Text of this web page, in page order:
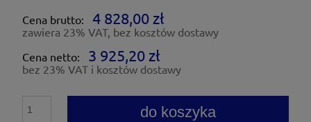
Cena brutto:
4 828,00 zł
zawiera 23% VAT, bez kosztów dostawy
Cena netto:
3 925,20 zł
bez 23% VAT i kosztów dostawy
do koszyka